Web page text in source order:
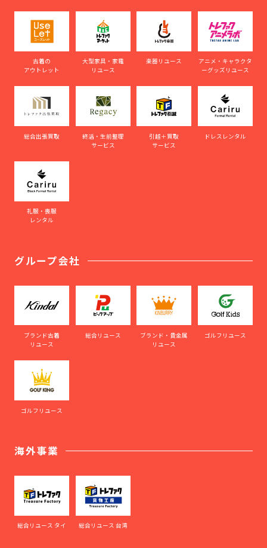
古着の
アウトレット
大型家具・家電
リユース
楽器リユース
アニメ・キャラクタ
ーグッズリユース
総合出張買取
終活・生前整理
サービス
引越＋買取
サービス
ドレスレンタル
礼服・喪服
レンタル
グループ会社
ブランド古着
リユース
総合リユース
ブランド・貴金属
リユース
ゴルフリユース
ゴルフリユース
海外事業
総合リユース タイ 総合リユース 台湾